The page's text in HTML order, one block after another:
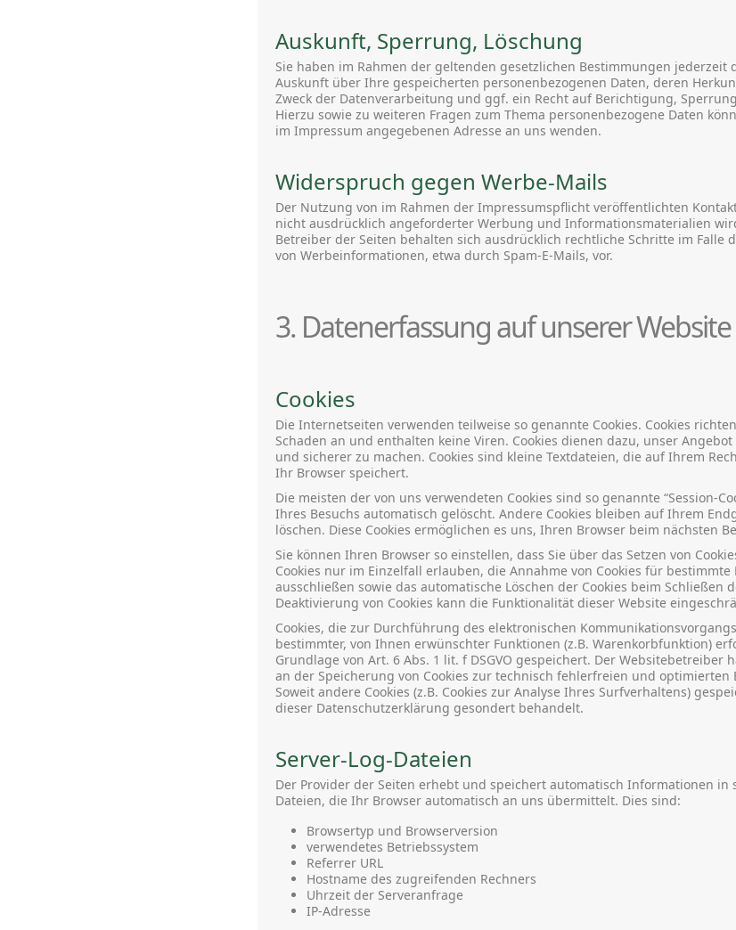
Auskunft, Sperrung, Löschung
Sie haben im Rahmen der geltenden gesetzlichen Bestimmungen jederzeit
Auskunft über Ihre gespeicherten personenbezogenen Daten, deren
Zweck der Datenverarbeitung und ggf. ein Recht auf Berichtigung,
Hierzu sowie zu weiteren Fragen zum Thema personenbezogene Daten
im Impressum angegebenen Adresse an uns wenden.
Widerspruch gegen Werbe-Mails
Der Nutzung von im Rahmen der Impressumspflicht veröffentlichten
nicht ausdrücklich angeforderter Werbung und Informationsmaterialien
Betreiber der Seiten behalten sich ausdrücklich rechtliche Schritte im Falle
von Werbeinformationen, etwa durch Spam-E-Mails, vor.
3. Datenerfassung auf unserer Website
Cookies
Die Internetseiten verwenden teilweise so genannte Cookies. Cookies
Schaden an und enthalten keine Viren. Cookies dienen dazu, unser
und sicherer zu machen. Cookies sind kleine Textdateien, die auf Ihrem
Ihr Browser speichert.
Die meisten der von uns verwendeten Cookies sind so genannte “Session-
Ihres Besuchs automatisch gelöscht. Andere Cookies bleiben auf Ihrem
löschen. Diese Cookies ermöglichen es uns, Ihren Browser beim nächsten
Sie können Ihren Browser so einstellen, dass Sie über das Setzen von
Cookies nur im Einzelfall erlauben, die Annahme von Cookies für bestimmte
ausschließen sowie das automatische Löschen der Cookies beim Schließen
Deaktivierung von Cookies kann die Funktionalität dieser Website
Cookies, die zur Durchführung des elektronischen
bestimmter, von Ihnen erwünschter Funktionen (z.B. Warenkorbfunktion)
Grundlage von Art. 6 Abs. 1 lit. f DSGVO gespeichert. Der Websitebetreiber
an der Speicherung von Cookies zur technisch fehlerfreien und optimierten
Soweit andere Cookies (z.B. Cookies zur Analyse Ihres Surfverhaltens)
dieser Datenschutzerklärung gesondert behandelt.
Server-Log-Dateien
Der Provider der Seiten erhebt und speichert automatisch Informationen in
Dateien, die Ihr Browser automatisch an uns übermittelt. Dies sind:
Browsertyp und Browserversion
verwendetes Betriebssystem
Referrer URL
Hostname des zugreifenden Rechners
Uhrzeit der Serveranfrage
IP-Adresse